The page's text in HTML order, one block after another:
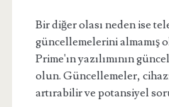
Bir diğer olası neden ise
güncellemelerini almamış
Prime'ın yazılımının
olun. Güncellemeler,
artırabilir ve potansiyel